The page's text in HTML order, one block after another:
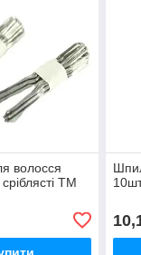
волосся
ТМ